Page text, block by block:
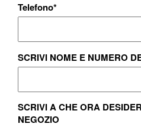
Telefono*
SCRIVI NOME E NUMERO
SCRIVI A CHE ORA
NEGOZIO